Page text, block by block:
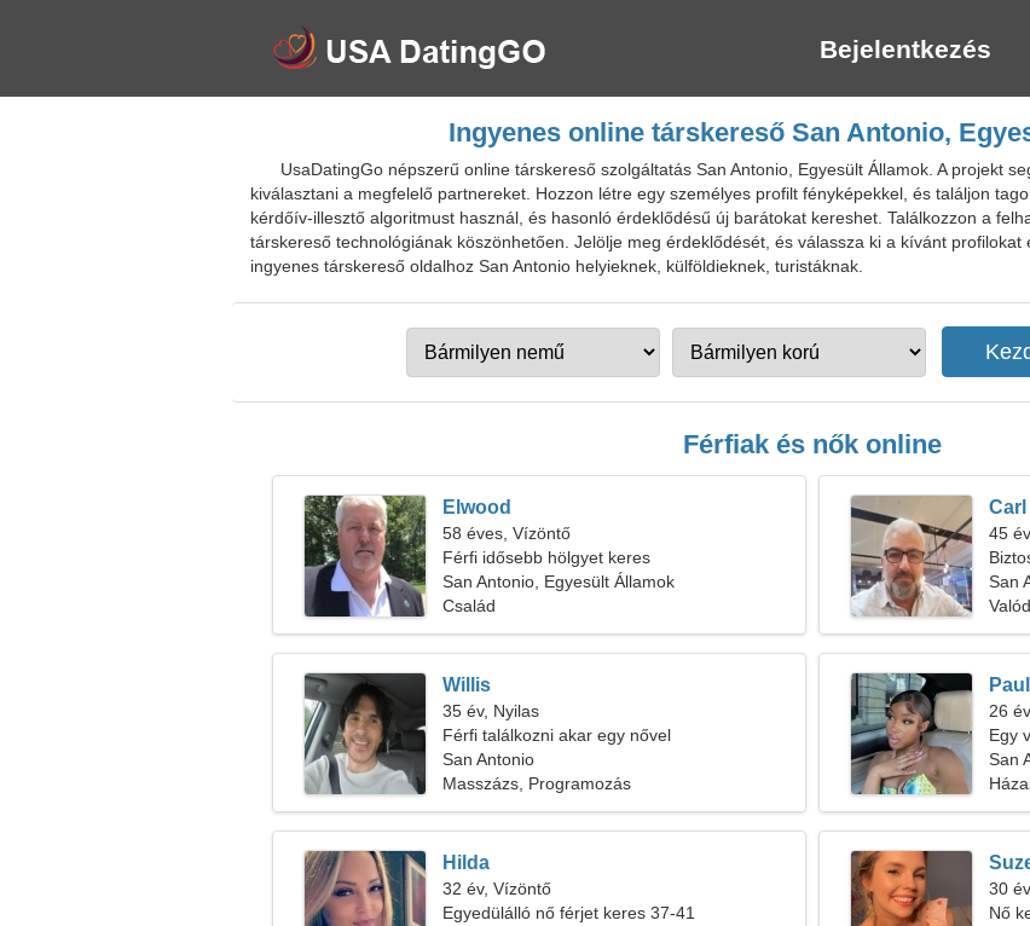
Bejelentkezés
Ingyenes online társkereső San Antonio,
UsaDatingGo népszerű online társkereső szolgáltatás San Antonio, Egyesült Államok. A projekt
kiválasztani a megfelelő partnereket. Hozzon létre egy személyes profilt fényképekkel, és találjon
kérdőív-illesztő algoritmust használ, és hasonló érdeklődésű új barátokat kereshet. Találkozzon a
társkereső technológiának köszönhetően. Jelölje meg érdeklődését, és válassza ki a kívánt
ingyenes társkereső oldalhoz San Antonio helyieknek, külföldieknek, turistáknak.
Férfiak és nők online
Elwood
58 éves, Vízöntő
Férfi idősebb hölgyet keres
San Antonio, Egyesült Államok
Család
Carl
45
San
Willis
35 év, Nyilas
Férfi találkozni akar egy nővel
San Antonio
Masszázs, Programozás
26
Egy
San
Hilda
32 év, Vízöntő
Egyedülálló nő férjet keres 37-41
30
Nő